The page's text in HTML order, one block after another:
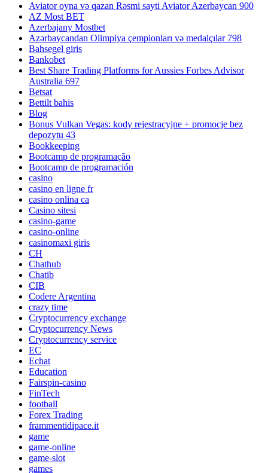
Aviator oyna və qazan Rəsmi sayti Aviator Azerbaycan 900
AZ Most BET
Azerbajany Mostbet
Azərbaycandan Olimpiya çempionları və medalçılar 798
Bahsegel giris
Bankobet
Best Share Trading Platforms for Aussies Forbes Advisor
Australia 697
Betsat
Bettilt bahis
Blog
Bonus Vulkan Vegas: kody rejestracyjne + promocje bez
depozytu 43
Bookkeeping
Bootcamp de programação
Bootcamp de programación
casino
casino en ligne fr
casino onlina ca
Casino sitesi
casino-game
casino-online
casinomaxi giris
CH
Chathub
Chatib
CIB
Codere Argentina
crazy time
Cryptocurrency exchange
Cryptocurrency News
Cryptocurrency service
EC
Echat
Education
Fairspin-casino
FinTech
football
Forex Trading
frammentidipace.it
game
game-online
game-slot
games